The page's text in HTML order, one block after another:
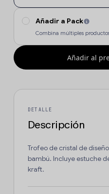
Añadir a Pack
Combina múltiples
Añadir al
DETALLE
Descripción
Trofeo de cristal de
bambú. Incluye estuche
kraft.